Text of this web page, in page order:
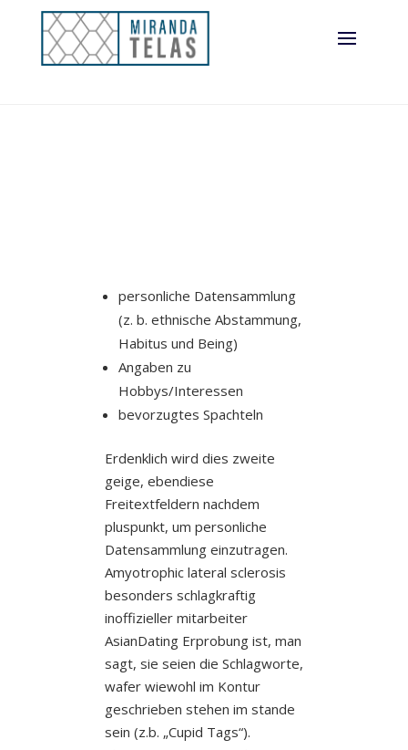
personliche Datensammlung
(z. b. ethnische Abstammung,
Habitus und Being)
Angaben zu
Hobbys/Interessen
bevorzugtes Spachteln
Erdenklich wird dies zweite
geige, ebendiese
Freitextfeldern nachdem
pluspunkt, um personliche
Datensammlung einzutragen.
Amyotrophic lateral sclerosis
besonders schlagkraftig
inoffizieller mitarbeiter
AsianDating Erprobung ist, man
sagt, sie seien die Schlagworte,
wafer wiewohl im Kontur
geschrieben stehen im stande
sein (z.b. „Cupid Tags“).